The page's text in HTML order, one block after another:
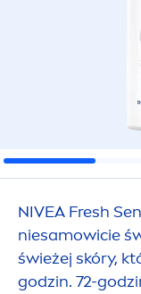
NIVEA Fresh
niesamowicie
świeżej skóry,
godzin. 72-